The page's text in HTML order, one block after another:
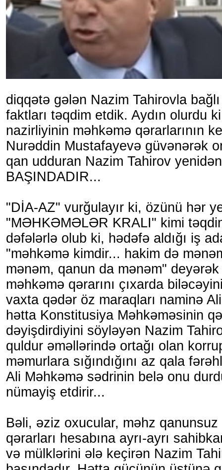
diqqətə gələn Nazim Tahirovla
faktları təqdim etdik. Aydın olurdu
nazirliyinin məhkəmə qərarlarının
Nurəddin Mustafayevə güvənərək
qan udduran Nazim Tahirov
BAŞINDADIR...
"DİA-AZ" vurğulayır ki, özünü hər
"MƏHKƏMƏLƏR KRALI" kimi
dəfələrlə olub ki, hədəfə aldığı iş
"məhkəmə kimdir... hakim də
mənəm, qanun da mənəm"
məhkəmə qərarını çıxarda
vaxta qədər öz maraqları naminə
hətta Konstitusiya Məhkəməsinin
dəyişdirdiyini söyləyən Nazim
quldur əməllərində ortağı olan
məmurlara sığındığını az qala
Ali Məhkəmə sədrinin belə onu
nümayiş etdirir...
Bəli, əziz oxucular, məhz qanunsuz
qərarları hesabına ayrı-ayrı
və mülklərini ələ keçirən Nazim